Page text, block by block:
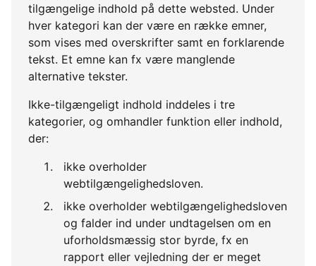
tilgængelige indhold på dette websted. Under
hver kategori kan der være en række emner,
som vises med overskrifter samt en forklarende
tekst. Et emne kan fx være manglende
alternative tekster.
Ikke-tilgængeligt indhold inddeles i tre
kategorier, og omhandler funktion eller indhold,
der:
ikke overholder
webtilgængelighedsloven.
ikke overholder webtilgængelighedsloven
og falder ind under undtagelsen om en
uforholdsmæssig stor byrde, fx en
rapport eller vejledning der er meget